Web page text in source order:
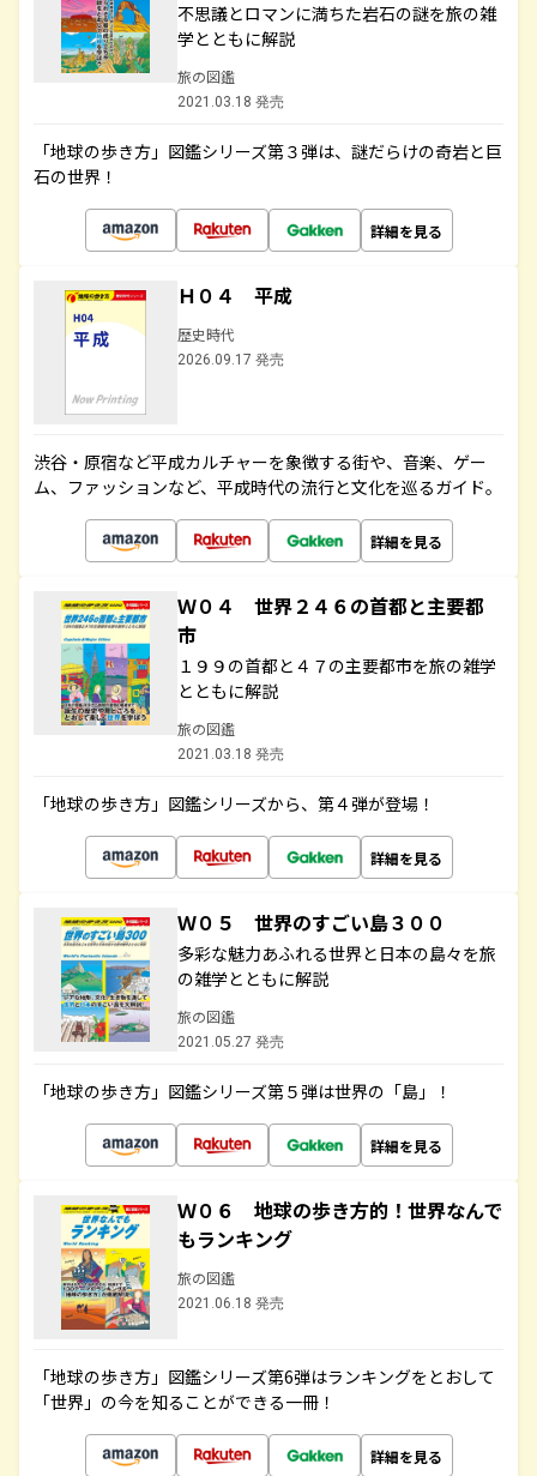
不思議とロマンに満ちた岩石の謎を旅の雑
学とともに解説
旅の図鑑
2021.03.18 発売
「地球の歩き方」図鑑シリーズ第３弾は、謎だらけの奇岩と巨
石の世界！
詳細を見る
Ｈ０４ 平成
歴史時代
2026.09.17 発売
渋谷・原宿など平成カルチャーを象徴する街や、音楽、ゲー
ム、ファッションなど、平成時代の流行と文化を巡るガイド。
詳細を見る
Ｗ０４ 世界２４６の首都と主要都
市
１９９の首都と４７の主要都市を旅の雑学
とともに解説
旅の図鑑
2021.03.18 発売
「地球の歩き方」図鑑シリーズから、第４弾が登場！
詳細を見る
Ｗ０５ 世界のすごい島３００
多彩な魅力あふれる世界と日本の島々を旅
の雑学とともに解説
旅の図鑑
2021.05.27 発売
「地球の歩き方」図鑑シリーズ第５弾は世界の「島」！
詳細を見る
Ｗ０６ 地球の歩き方的！世界なんで
もランキング
旅の図鑑
2021.06.18 発売
「地球の歩き方」図鑑シリーズ第6弾はランキングをとおして
「世界」の今を知ることができる一冊！
詳細を見る